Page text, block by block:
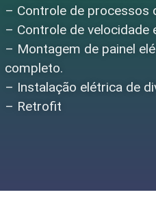
– Controle de processos
– Controle de
– Montagem de painel
completo.
– Instalação elétrica de
– Retrofit